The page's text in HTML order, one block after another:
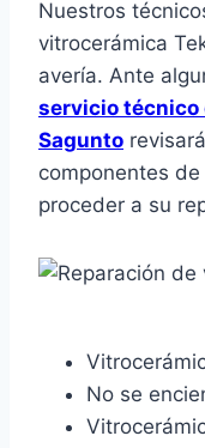
Nuestros
vitrocerámica
avería. Ante
servicio técnico
Sagunto
componentes
proceder a su
No se